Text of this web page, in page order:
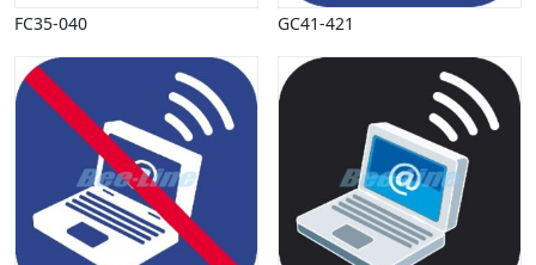
FC35-040 GC41-421